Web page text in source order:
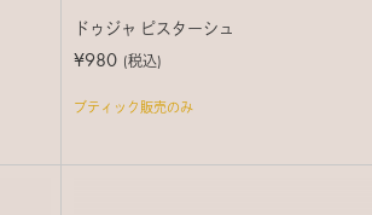
ドゥジャ ピスターシュ
¥980 (税込)
ブティック販売のみ